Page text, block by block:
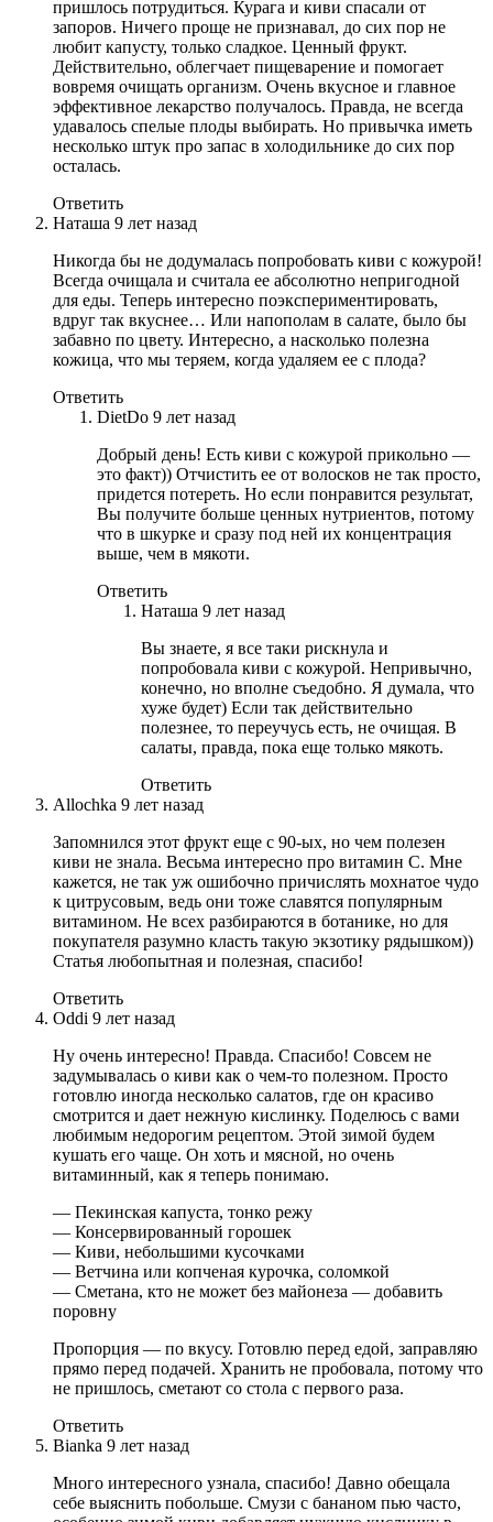
пришлось потрудиться. Курага и киви спасали от
запоров. Ничего проще не признавал, до сих пор не
любит капусту, только сладкое. Ценный фрукт.
Действительно, облегчает пищеварение и помогает
вовремя очищать организм. Очень вкусное и главное
эффективное лекарство получалось. Правда, не всегда
удавалось спелые плоды выбирать. Но привычка иметь
несколько штук про запас в холодильнике до сих пор
осталась.
Ответить
Наташа 9 лет назад
Никогда бы не додумалась попробовать киви с кожурой!
Всегда очищала и считала ее абсолютно непригодной
для еды. Теперь интересно поэкспериментировать,
вдруг так вкуснее… Или напополам в салате, было бы
забавно по цвету. Интересно, а насколько полезна
кожица, что мы теряем, когда удаляем ее с плода?
Ответить
DietDo 9 лет назад
Добрый день! Есть киви с кожурой прикольно —
это факт)) Отчистить ее от волосков не так просто,
придется потереть. Но если понравится результат,
Вы получите больше ценных нутриентов, потому
что в шкурке и сразу под ней их концентрация
выше, чем в мякоти.
Ответить
Наташа 9 лет назад
Вы знаете, я все таки рискнула и
попробовала киви с кожурой. Непривычно,
конечно, но вполне съедобно. Я думала, что
хуже будет) Если так действительно
полезнее, то переучусь есть, не очищая. В
салаты, правда, пока еще только мякоть.
Ответить
Allochka 9 лет назад
Запомнился этот фрукт еще с 90-ых, но чем полезен
киви не знала. Весьма интересно про витамин С. Мне
кажется, не так уж ошибочно причислять мохнатое чудо
к цитрусовым, ведь они тоже славятся популярным
витамином. Не всех разбираются в ботанике, но для
покупателя разумно класть такую экзотику рядышком))
Статья любопытная и полезная, спасибо!
Ответить
Oddi 9 лет назад
Ну очень интересно! Правда. Спасибо! Совсем не
задумывалась о киви как о чем-то полезном. Просто
готовлю иногда несколько салатов, где он красиво
смотрится и дает нежную кислинку. Поделюсь с вами
любимым недорогим рецептом. Этой зимой будем
кушать его чаще. Он хоть и мясной, но очень
витаминный, как я теперь понимаю.
— Пекинская капуста, тонко режу
— Консервированный горошек
— Киви, небольшими кусочками
— Ветчина или копченая курочка, соломкой
— Сметана, кто не может без майонеза — добавить
поровну
Пропорция — по вкусу. Готовлю перед едой, заправляю
прямо перед подачей. Хранить не пробовала, потому что
не пришлось, сметают со стола с первого раза.
Ответить
Bianka 9 лет назад
Много интересного узнала, спасибо! Давно обещала
себе выяснить побольше. Смузи с бананом пью часто,